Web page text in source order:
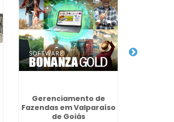
Gerenciamento de
Fazendas em Valparaíso
de Goiás